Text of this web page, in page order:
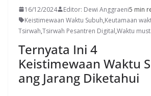
16/12/2024 Editor: Dewi Anggraeni5 min
Keistimewaan Waktu Subuh,Keutamaan
Tsirwah,Tsirwah Pesantren Digital,Waktu
Ternyata Ini 4
Keistimewaan Waktu
ang Jarang Diketahui